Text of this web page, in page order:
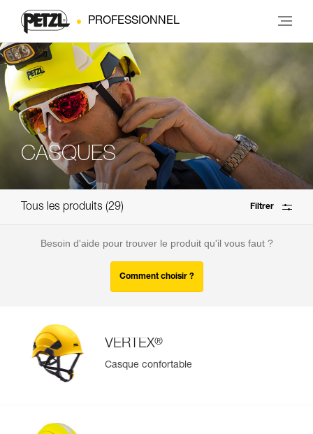
PROFESSIONNEL
CASQUES
Tous les produits 29 Filtrer
Besoin d'aide pour trouver le produit qu'il vous faut ?
Comment choisir ?
VERTEX®
Casque confortable